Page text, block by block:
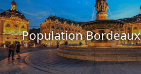
Population Bordeaux